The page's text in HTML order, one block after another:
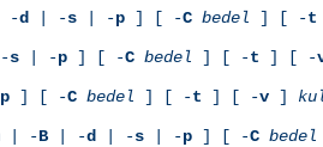
-d | -s | -p ] [ -C bedel ] [ -t
s | -p ] [ -C bedel ] [ -t ] [ -
p ] [ -C bedel ] [ -t ] [ -v ]
| -B | -d | -s | -p ] [ -C bedel